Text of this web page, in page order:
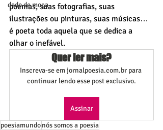
dedo de moça
poemas, suas fotografias, suas
ilustrações ou pinturas, suas músicas…
é poeta toda aquela que se dedica a
olhar o inefável.
Quer ler mais?
Inscreva-se em jornalpoesia.com.br para
continuar lendo esse post exclusivo.
Assinar
poesiamundonós somos a poesia